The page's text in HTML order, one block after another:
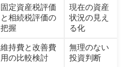
固定資産税評価
と相続税評価の
把握
現在の資産
状況の見え
る化
維持費と改善費
用の比較検討
無理のない
投資判断